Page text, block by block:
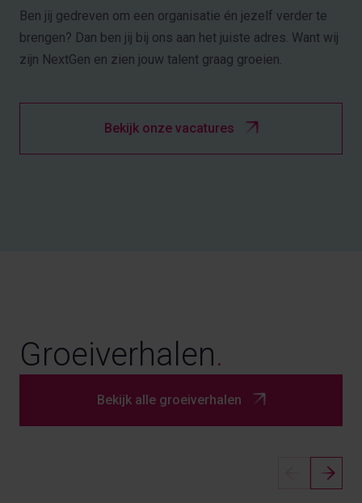
Ben jij gedreven om een organisatie én jezelf verder te
brengen? Dan ben jij bij ons aan het juiste adres. Want wij
zijn NextGen en zien jouw talent graag groeien.
Bekijk onze vacatures
Groeiverhalen.
Bekijk alle groeiverhalen